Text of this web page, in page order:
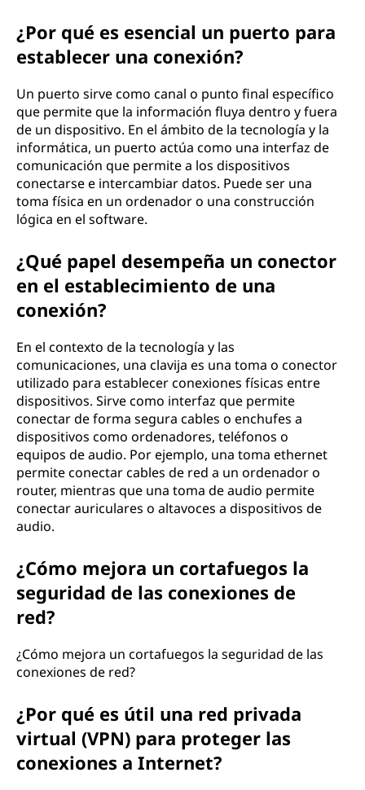
¿Por qué es esencial un puerto para
establecer una conexión?
Un puerto sirve como canal o punto final específico
que permite que la información fluya dentro y fuera
de un dispositivo. En el ámbito de la tecnología y la
informática, un puerto actúa como una interfaz de
comunicación que permite a los dispositivos
conectarse e intercambiar datos. Puede ser una
toma física en un ordenador o una construcción
lógica en el software.
¿Qué papel desempeña un conector
en el establecimiento de una
conexión?
En el contexto de la tecnología y las
comunicaciones, una clavija es una toma o conector
utilizado para establecer conexiones físicas entre
dispositivos. Sirve como interfaz que permite
conectar de forma segura cables o enchufes a
dispositivos como ordenadores, teléfonos o
equipos de audio. Por ejemplo, una toma ethernet
permite conectar cables de red a un ordenador o
router, mientras que una toma de audio permite
conectar auriculares o altavoces a dispositivos de
audio.
¿Cómo mejora un cortafuegos la
seguridad de las conexiones de
red?
¿Cómo mejora un cortafuegos la seguridad de las
conexiones de red?
¿Por qué es útil una red privada
virtual (VPN) para proteger las
conexiones a Internet?